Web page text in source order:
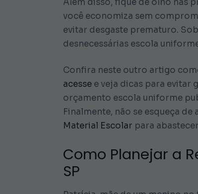
Além disso, fique de olho nas
você economiza sem
evitar desgaste prematuro.
desnecessárias escola
Confira neste outro artigo
acesse e veja dicas para evitar
orçamento escola uniforme
Finalmente, não se esqueça de
Material Escolar para
Como Planejar a
SP